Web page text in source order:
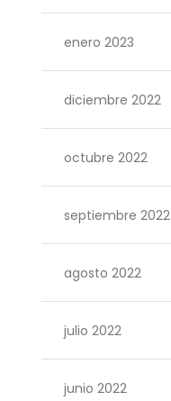
enero 2023
diciembre 2022
octubre 2022
septiembre 2022
agosto 2022
julio 2022
junio 2022